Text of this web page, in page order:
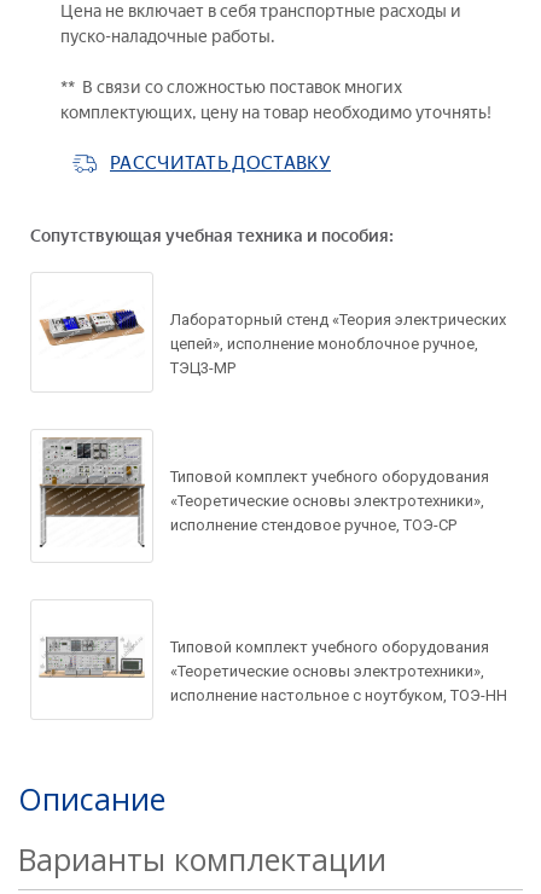
Цена не включает в себя транспортные расходы и
пуско-наладочные работы.
** В связи со сложностью поставок многих
комплектующих, цену на товар необходимо уточнять!
РАССЧИТАТЬ ДОСТАВКУ
Сопутствующая учебная техника и пособия:
Лабораторный стенд «Теория электрических
цепей», исполнение моноблочное ручное,
ТЭЦ3-МР
Типовой комплект учебного оборудования
«Теоретические основы электротехники»,
исполнение стендовое ручное, ТОЭ-СР
Типовой комплект учебного оборудования
«Теоретические основы электротехники»,
исполнение настольное с ноутбуком, ТОЭ-НН
Описание
Варианты комплектации
Запросить цену
Ваше имя*
Ваш e-mail*
Организация*
Задать вопрос по
товару
Ваше имя*
Ваш e-mail*
Товар*
Номер телефон*
Рассчитать доставку
Ваше имя*
Ваш e-mail*